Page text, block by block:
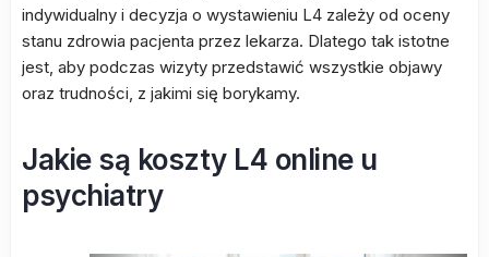
indywidualny i decyzja o wystawieniu L4 zależy od oceny
stanu zdrowia pacjenta przez lekarza. Dlatego tak istotne
jest, aby podczas wizyty przedstawić wszystkie objawy
oraz trudności, z jakimi się borykamy.
Jakie są koszty L4 online u
psychiatry